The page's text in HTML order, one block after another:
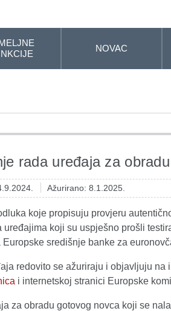
NOVAC
rada uređaja za
Ažurirano: 8.1.2025.
koje propisuju provjeru
uređajima koji su uspješno prošli
Europske središnje banke za
redovito se ažuriraju i objavljuju
i internetskoj stranici Europske
za obradu gotovog novca koji se